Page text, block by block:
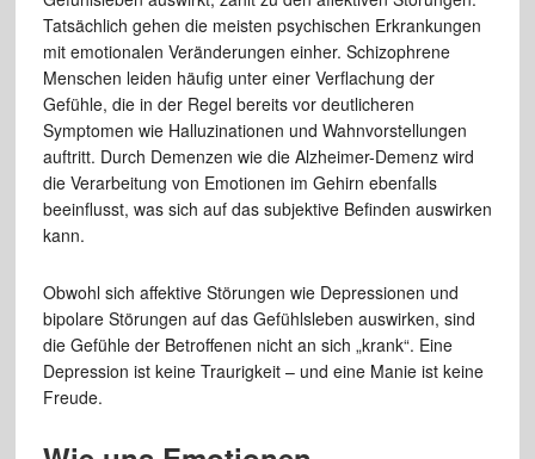
Tatsächlich gehen die meisten psychischen Erkrankungen
mit emotionalen Veränderungen einher. Schizophrene
Menschen leiden häufig unter einer Verflachung der
Gefühle, die in der Regel bereits vor deutlicheren
Symptomen wie Halluzinationen und Wahnvorstellungen
auftritt. Durch Demenzen wie die Alzheimer-Demenz wird
die Verarbeitung von Emotionen im Gehirn ebenfalls
beeinflusst, was sich auf das subjektive Befinden auswirken
kann.
Obwohl sich affektive Störungen wie Depressionen und
bipolare Störungen auf das Gefühlsleben auswirken, sind
die Gefühle der Betroffenen nicht an sich „krank“. Eine
Depression ist keine Traurigkeit – und eine Manie ist keine
Freude.